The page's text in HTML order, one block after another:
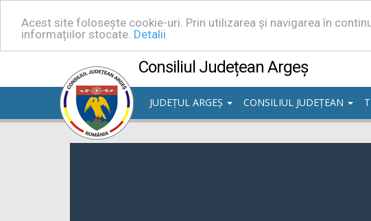
Acest site folosește cookie-uri. Prin utilizarea și navigarea în
informațiilor stocate. Detalii
Consiliul Județean Argeș
JUDEȚUL ARGEȘ
CONSILIUL JUDEȚEAN